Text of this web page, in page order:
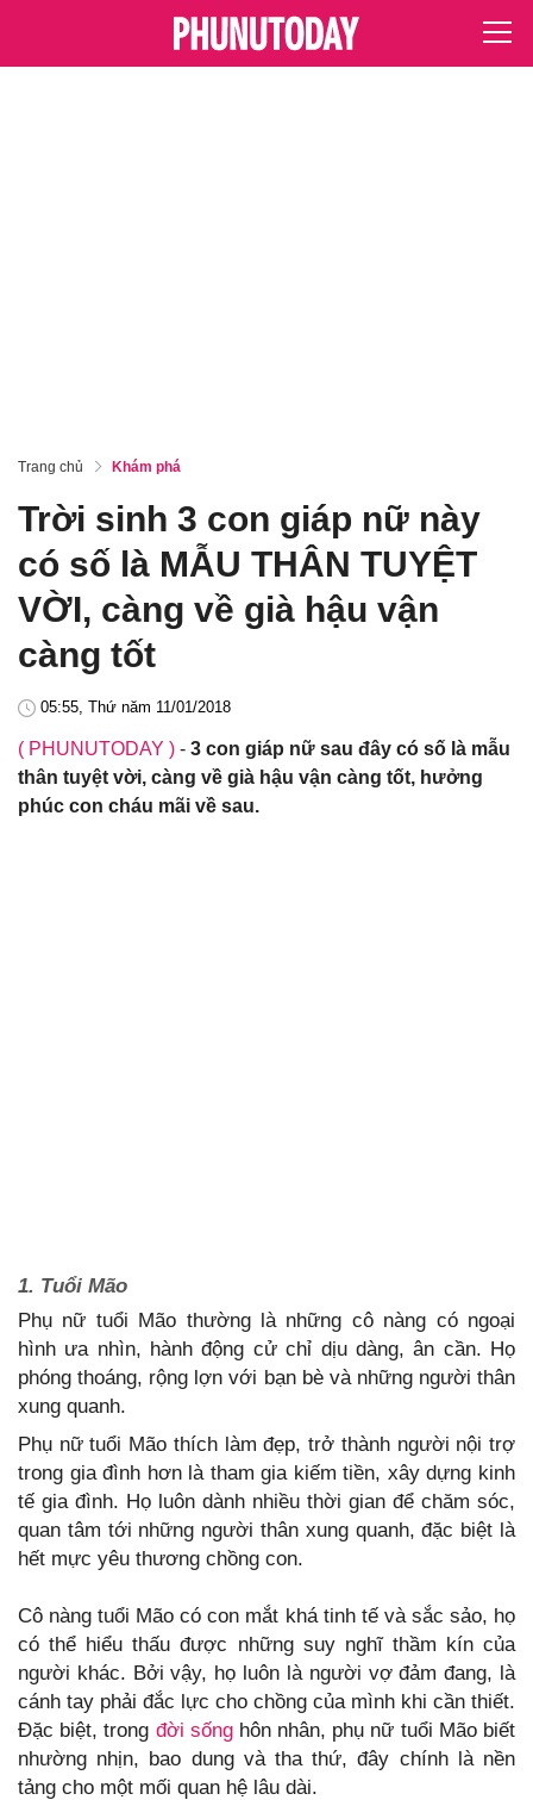
Trang chủ Khám phá
Trời sinh 3 con giáp nữ này
có số là MẪU THÂN TUYỆT
VỜI, càng về già hậu vận
càng tốt
05:55, Thứ năm 11/01/2018
( PHUNUTODAY ) - 3 con giáp nữ sau đây có số là mẫu
thân tuyệt vời, càng về già hậu vận càng tốt, hưởng
phúc con cháu mãi về sau.
1. Tuổi Mão
Phụ nữ tuổi Mão thường là những cô nàng có ngoại
hình ưa nhìn, hành động cử chỉ dịu dàng, ân cần. Họ
phóng thoáng, rộng lợn với bạn bè và những người thân
xung quanh.
Phụ nữ tuổi Mão thích làm đẹp, trở thành người nội trợ
trong gia đình hơn là tham gia kiếm tiền, xây dựng kinh
tế gia đình. Họ luôn dành nhiều thời gian để chăm sóc,
quan tâm tới những người thân xung quanh, đặc biệt là
hết mực yêu thương chồng con.
Cô nàng tuổi Mão có con mắt khá tinh tế và sắc sảo, họ
có thể hiểu thấu được những suy nghĩ thầm kín của
người khác. Bởi vậy, họ luôn là người vợ đảm đang, là
cánh tay phải đắc lực cho chồng của mình khi cần thiết.
Đặc biệt, trong đời sốnghôn nhân, phụ nữ tuổi Mão biết
nhường nhịn, bao dung và tha thứ, đây chính là nền
tảng cho một mối quan hệ lâu dài.